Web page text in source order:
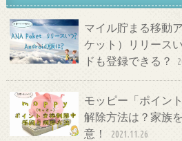
マイル貯まる移動
ケット）リリース
ドも登録できる？
モッピー「ポイン
解除方法は？家族
意！
2021.11.26